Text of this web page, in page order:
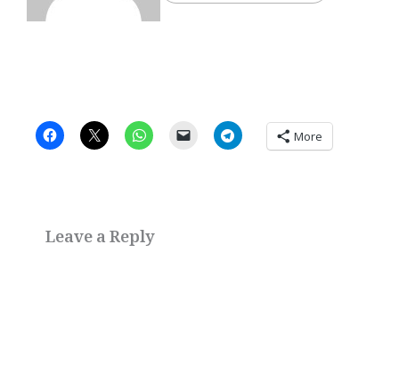
More
Leave a Reply